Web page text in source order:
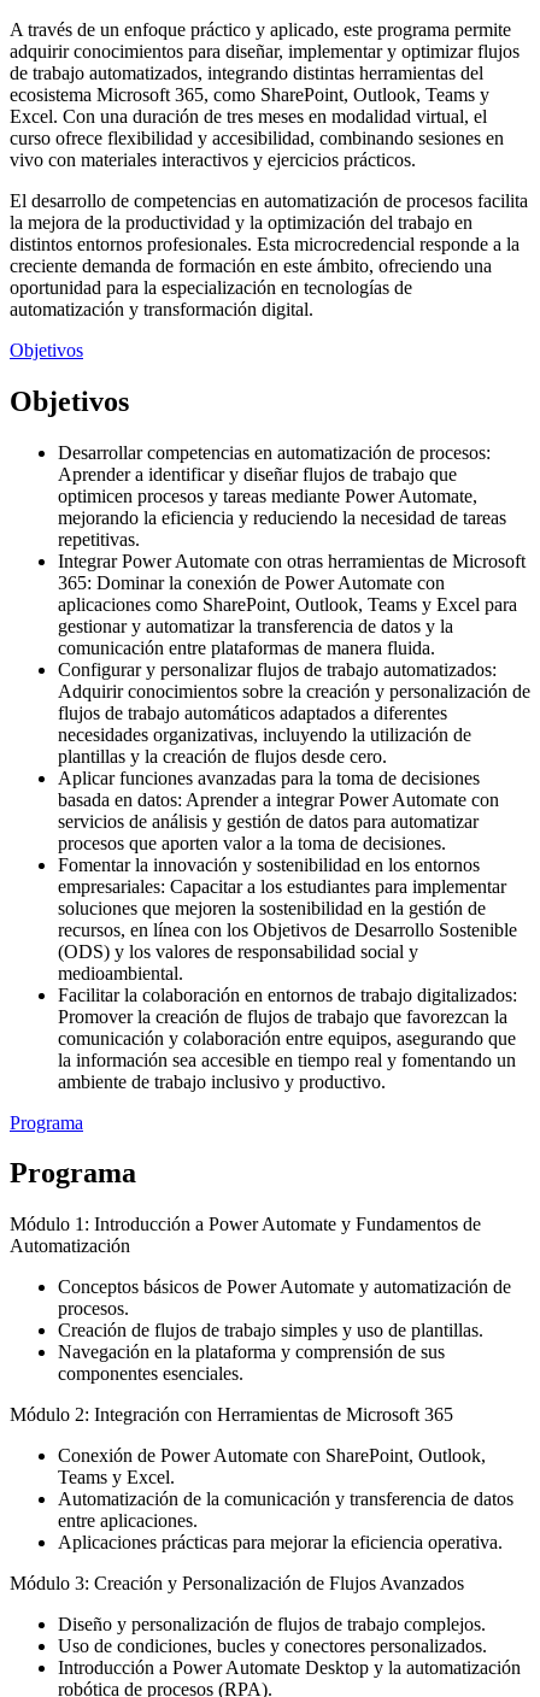
A través de un enfoque práctico y aplicado, este programa permite
adquirir conocimientos para diseñar, implementar y optimizar flujos
de trabajo automatizados, integrando distintas herramientas del
ecosistema Microsoft 365, como SharePoint, Outlook, Teams y
Excel. Con una duración de tres meses en modalidad virtual, el
curso ofrece flexibilidad y accesibilidad, combinando sesiones en
vivo con materiales interactivos y ejercicios prácticos.
El desarrollo de competencias en automatización de procesos facilita
la mejora de la productividad y la optimización del trabajo en
distintos entornos profesionales. Esta microcredencial responde a la
creciente demanda de formación en este ámbito, ofreciendo una
oportunidad para la especialización en tecnologías de
automatización y transformación digital.
Objetivos
Objetivos
Desarrollar competencias en automatización de procesos:
Aprender a identificar y diseñar flujos de trabajo que
optimicen procesos y tareas mediante Power Automate,
mejorando la eficiencia y reduciendo la necesidad de tareas
repetitivas.
Integrar Power Automate con otras herramientas de Microsoft
365: Dominar la conexión de Power Automate con
aplicaciones como SharePoint, Outlook, Teams y Excel para
gestionar y automatizar la transferencia de datos y la
comunicación entre plataformas de manera fluida.
Configurar y personalizar flujos de trabajo automatizados:
Adquirir conocimientos sobre la creación y personalización de
flujos de trabajo automáticos adaptados a diferentes
necesidades organizativas, incluyendo la utilización de
plantillas y la creación de flujos desde cero.
Aplicar funciones avanzadas para la toma de decisiones
basada en datos: Aprender a integrar Power Automate con
servicios de análisis y gestión de datos para automatizar
procesos que aporten valor a la toma de decisiones.
Fomentar la innovación y sostenibilidad en los entornos
empresariales: Capacitar a los estudiantes para implementar
soluciones que mejoren la sostenibilidad en la gestión de
recursos, en línea con los Objetivos de Desarrollo Sostenible
(ODS) y los valores de responsabilidad social y
medioambiental.
Facilitar la colaboración en entornos de trabajo digitalizados:
Promover la creación de flujos de trabajo que favorezcan la
comunicación y colaboración entre equipos, asegurando que
la información sea accesible en tiempo real y fomentando un
ambiente de trabajo inclusivo y productivo.
Programa
Programa
Módulo 1: Introducción a Power Automate y Fundamentos de
Automatización
Conceptos básicos de Power Automate y automatización de
procesos.
Creación de flujos de trabajo simples y uso de plantillas.
Navegación en la plataforma y comprensión de sus
componentes esenciales.
Módulo 2: Integración con Herramientas de Microsoft 365
Conexión de Power Automate con SharePoint, Outlook,
Teams y Excel.
Automatización de la comunicación y transferencia de datos
entre aplicaciones.
Aplicaciones prácticas para mejorar la eficiencia operativa.
Módulo 3: Creación y Personalización de Flujos Avanzados
Diseño y personalización de flujos de trabajo complejos.
Uso de condiciones, bucles y conectores personalizados.
Introducción a Power Automate Desktop y la automatización
robótica de procesos (RPA).